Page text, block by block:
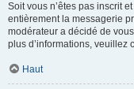
Soit vous n’êtes pas inscrit
entièrement la messagerie
modérateur a décidé de
plus d’informations, veuillez
Haut